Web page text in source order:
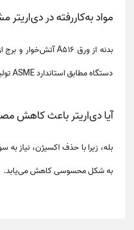
مواد به‌کاررفته در
بدنه از ورق A516آتش‌خوار و برج
دستگاه مطابقاستاندارد ASME
آیا دی‌اریتر باعث کاهش
بله، زیرا با حذف اکسیژن، نیاز به
به شکل محسوسی کاهش می‌یابد.